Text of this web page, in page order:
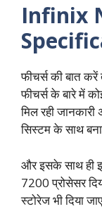
Infinix
फीचर्स की बात
फीचर्स के बारे में
मिल रही
सिस्टम के साथ
और इसके साथ
7200 प्रोसेसर
स्टोरेज भी दिया